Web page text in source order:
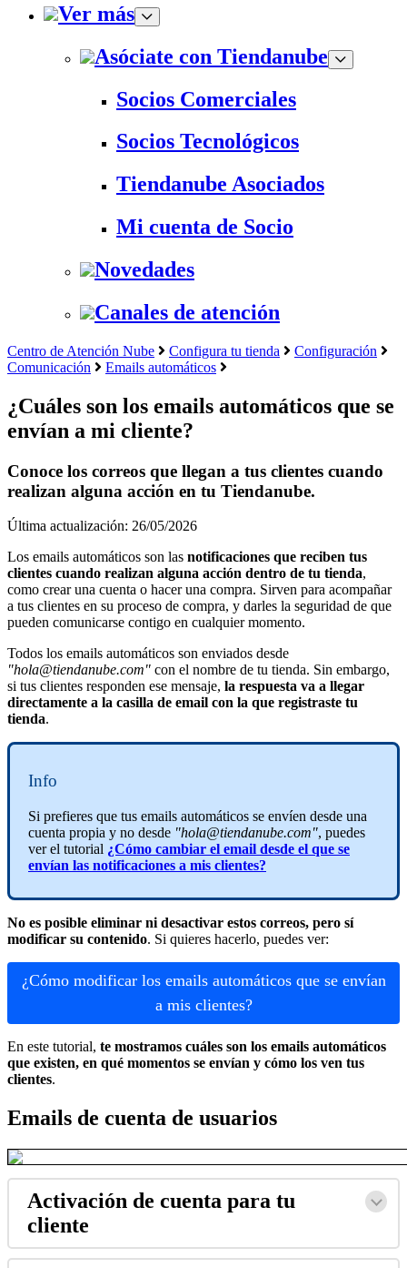
Ver más
Asóciate con Tiendanube
Socios Comerciales
Socios Tecnológicos
Tiendanube Asociados
Mi cuenta de Socio
Novedades
Canales de atención
Centro de Atención Nube Configura tu tienda
Configuración
Comunicación
Emails automáticos
¿Cuáles son los emails automáticos que se
envían a mi cliente?
Conoce los correos que llegan a tus clientes cuando
realizan alguna acción en tu Tiendanube.
Última actualización: 26/05/2026
Los emails automáticos son las notificaciones que reciben tus
clientes cuando realizan alguna acción dentro de tu tienda,
como crear una cuenta o hacer una compra. Sirven para acompañar
a tus clientes en su proceso de compra, y darles la seguridad de que
pueden comunicarse contigo en cualquier momento.
Todos los emails automáticos son enviados desde
"hola@tiendanube.com" con el nombre de tu tienda. Sin embargo,
si tus clientes responden ese mensaje, la respuesta va a llegar
directamente a la casilla de email con la que registraste tu
tienda.
Info
Si prefieres que tus emails automáticos se envíen desde una
cuenta propia y no desde "hola@tiendanube.com", puedes
ver el tutorial ¿Cómo cambiar el email desde el que se
envían las notificaciones a mis clientes?
No es posible eliminar ni desactivar estos correos, pero sí
modificar su contenido. Si quieres hacerlo, puedes ver:
¿Cómo modificar los emails automáticos que se envían
a mis clientes?
En este tutorial, te mostramos cuáles son los emails automáticos
que existen, en qué momentos se envían y cómo los ven tus
clientes.
Emails de cuenta de usuarios
Activación de cuenta para tu
cliente